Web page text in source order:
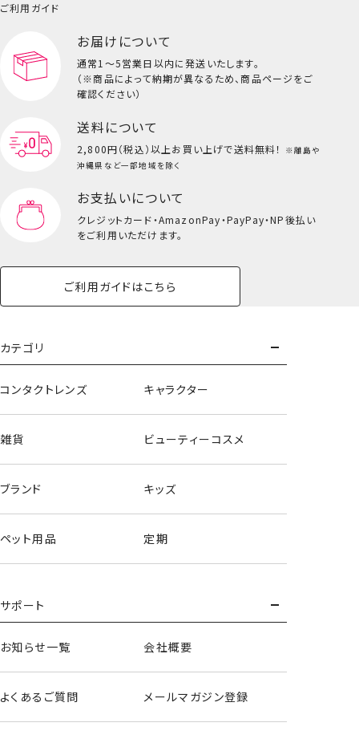
ご利用ガイド
お届けについて
通常1～5営業日以内に発送いたします。
（※商品によって納期が異なるため、商品ページをご
確認ください）
送料について
2,800円（税込）以上お買い上げで送料無料！
※離島や
沖縄県など一部地域を除く
お支払いについて
クレジットカード・AmazonPay・PayPay・NP後払い
をご利用いただけます。
ご利用ガイドはこちら
カテゴリ
コンタクトレンズ キャラクター
雑貨 ビューティーコスメ
ブランド キッズ
ペット用品 定期
サポート
お知らせ一覧 会社概要
よくあるご質問 メールマガジン登録